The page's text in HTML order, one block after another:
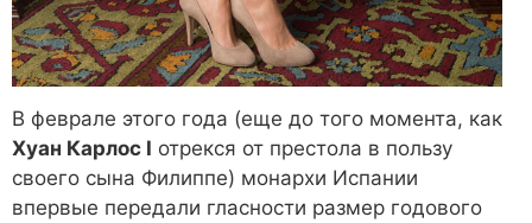
В феврале этого года (еще до того момента, как
Хуан Карлос I отрекся от престола в пользу
своего сына Филиппе) монархи Испании
впервые передали гласности размер годового